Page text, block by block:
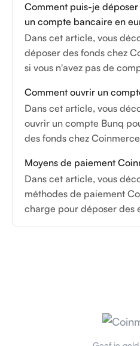
Comment puis-je
un compte bancaire en
Dans cet article, vous
déposer des fonds chez
si vous n'avez pas de
Comment ouvrir un
Dans cet article, vous
ouvrir un compte Bunq
des fonds chez
Moyens de paiement
Dans cet article, vous
méthodes de paiement
charge pour déposer des
directement des